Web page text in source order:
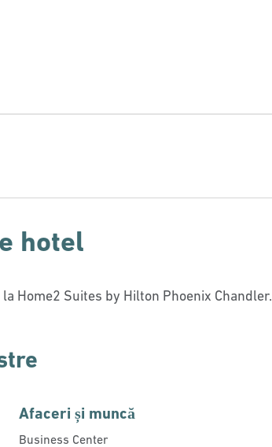
hotel
Home2 Suites by Hilton Phoenix Chandler.
Afaceri și muncă
Business Center